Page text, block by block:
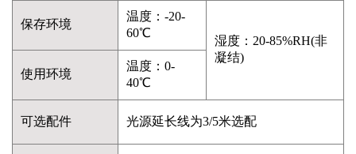
保存环境
温度：-20-
60℃
湿度：20-85%RH(非
凝结)
使用环境
温度：0-
40℃
可选配件 光源延长线为3/5米选配